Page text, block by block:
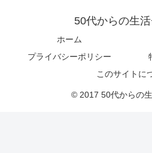
50代からの生
ホーム
プライバシーポリシー
このサイトに
© 2017 50代からの